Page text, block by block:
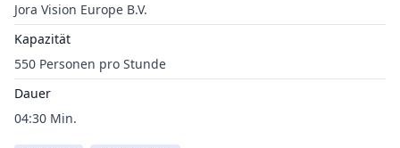
Jora Vision Europe B.V.
Kapazität
550 Personen pro Stunde
Dauer
04:30 Min.